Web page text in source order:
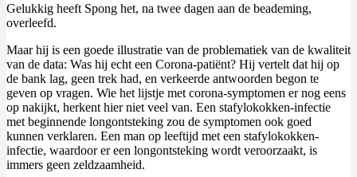
Gelukkig heeft Spong het, na twee dagen aan de beademing,
overleefd.
Maar hij is een goede illustratie van de problematiek van de kwaliteit
van de data: Was hij echt een Corona-patiënt? Hij vertelt dat hij op
de bank lag, geen trek had, en verkeerde antwoorden begon te
geven op vragen. Wie het lijstje met corona-symptomen er nog eens
op nakijkt, herkent hier niet veel van. Een stafylokokken-infectie
met beginnende longontsteking zou de symptomen ook goed
kunnen verklaren. Een man op leeftijd met een stafylokokken-
infectie, waardoor er een longontsteking wordt veroorzaakt, is
immers geen zeldzaamheid.